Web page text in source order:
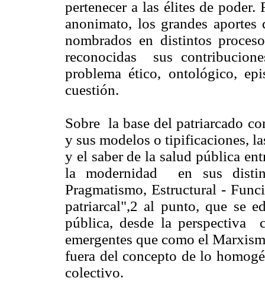
pertenecer a las élites de
anonimato, los grandes
nombrados en distintos
reconocidas sus
problema ético, ontológico,
cuestión.
Sobre la base del patriarcado
y sus modelos o tipificaciones,
y el saber de la salud pública
la modernidad en sus
Pragmatismo, Estructural -
patriarcal",2 al punto, que se
pública, desde la perspectiva
emergentes que como el
fuera del concepto de lo
colectivo.